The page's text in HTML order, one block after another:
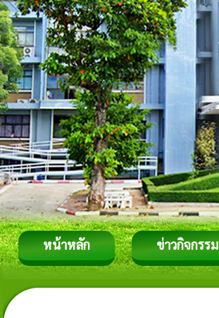
หน้าหลัก ข่าวกิจกรรม